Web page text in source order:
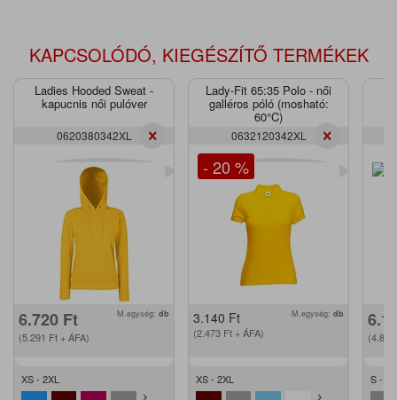
KAPCSOLÓDÓ, KIEGÉSZÍTŐ TERMÉKEK
Ladies Hooded Sweat -
kapucnis női pulóver
0620380342XL
6.720 Ft
(5.291 Ft + ÁFA)
M.egység: db
XS - 2XL
Lady-Fit 65:35 Polo - női
galléros póló (mosható:
60°C)
0632120342XL
- 20 %
3.140 Ft
(2.473 Ft + ÁFA)
M.egység: db
XS - 2XL
(4.873
S -